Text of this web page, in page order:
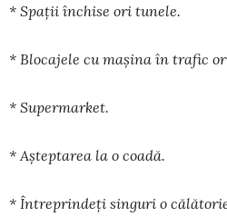
* Spații închise ori tunele.
* Blocajele cu mașina în trafic
* Supermarket.
* Așteptarea la o coadă.
* Întreprindeți singuri o